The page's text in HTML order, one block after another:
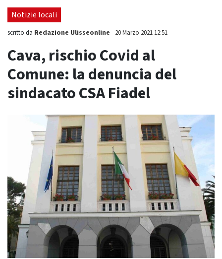
Notizie locali
scritto da Redazione Ulisseonline - 20 Marzo 2021 12:51
Cava, rischio Covid al
Comune: la denuncia del
sindacato CSA Fiadel